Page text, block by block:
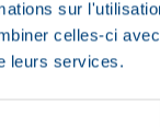
sur
celles-ci
leurs services.
anti-
nutriments